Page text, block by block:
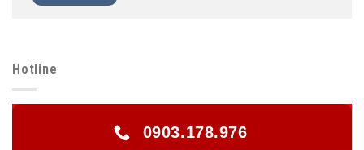
Hotline
0903.178.976